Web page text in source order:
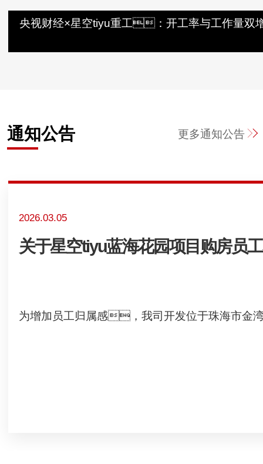
央视财经×星空tiyu重工：开工率与工作量双
通知公告 更多通知公告
2026.03.05
关于星空tiyu蓝海花园项目购房员
为增加员工归属感，我司开发位于珠海市